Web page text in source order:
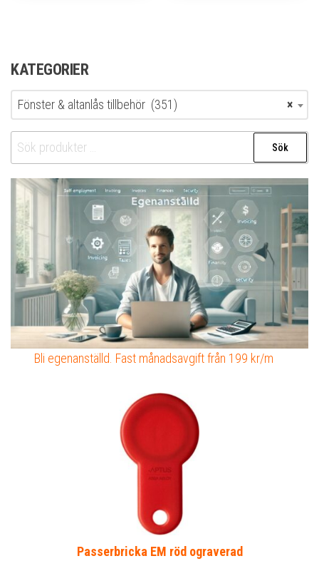
KATEGORIER
×
Fönster & altanlås tillbehör (351)
Sök
efter:
Sök
Bli egenanställd. Fast månadsavgift från 199 kr/m
Passerbricka EM röd ograverad